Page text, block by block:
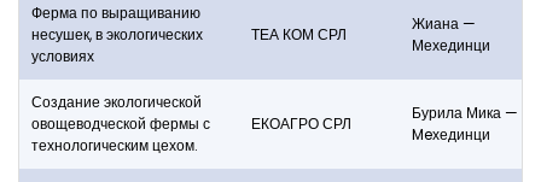
Ферма по выращиванию
несушек, в экологических
условиях
ТЕА КОМ СРЛ
Жиана —
Мехединци
Создание экологической
овощеводческой фермы с
технологическим цехом.
ЕКОАГРО СРЛ
Бурила Мика —
Meхединци